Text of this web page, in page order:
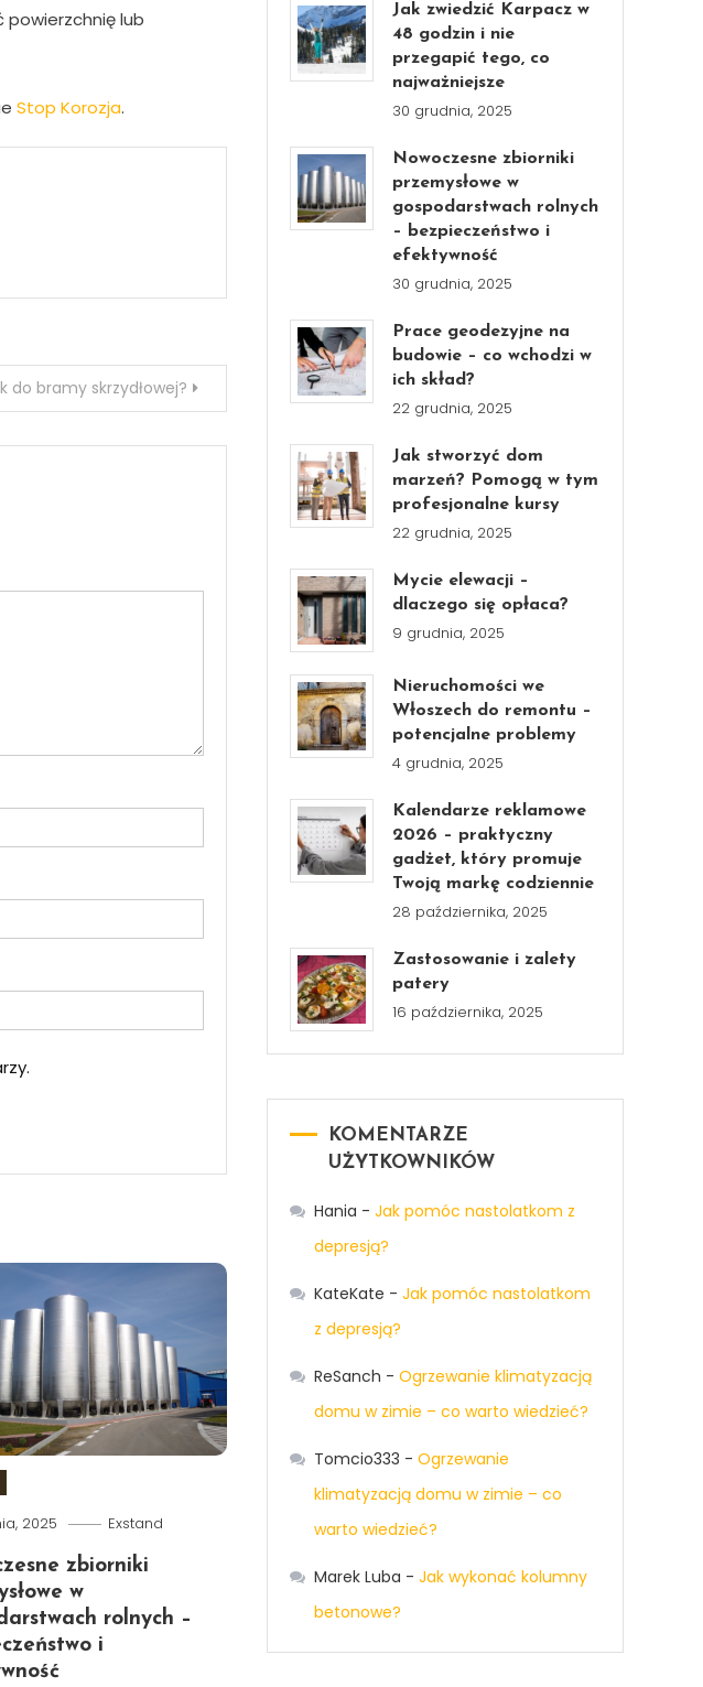
powierzchnię lub
Stop Korozja.
do bramy skrzydłowej?
2025 Exstand
zbiorniki
w
rolnych –
i
Jak zwiedzić Karpacz w
48 godzin i nie
przegapić tego, co
najważniejsze
30 grudnia, 2025
Nowoczesne zbiorniki
przemysłowe w
gospodarstwach rolnych
– bezpieczeństwo i
efektywność
30 grudnia, 2025
Prace geodezyjne na
budowie – co wchodzi w
ich skład?
22 grudnia, 2025
Jak stworzyć dom
marzeń? Pomogą w tym
profesjonalne kursy
22 grudnia, 2025
Mycie elewacji –
dlaczego się opłaca?
9 grudnia, 2025
Nieruchomości we
Włoszech do remontu –
potencjalne problemy
4 grudnia, 2025
Kalendarze reklamowe
2026 – praktyczny
gadżet, który promuje
Twoją markę codziennie
28 października, 2025
Zastosowanie i zalety
patery
16 października, 2025
KOMENTARZE
UŻYTKOWNIKÓW
Hania - Jak pomóc nastolatkom z
depresją?
KateKate - Jak pomóc nastolatkom
z depresją?
ReSanch - Ogrzewanie klimatyzacją
domu w zimie – co warto wiedzieć?
Tomcio333 - Ogrzewanie
klimatyzacją domu w zimie – co
warto wiedzieć?
Marek Luba - Jak wykonać kolumny
betonowe?